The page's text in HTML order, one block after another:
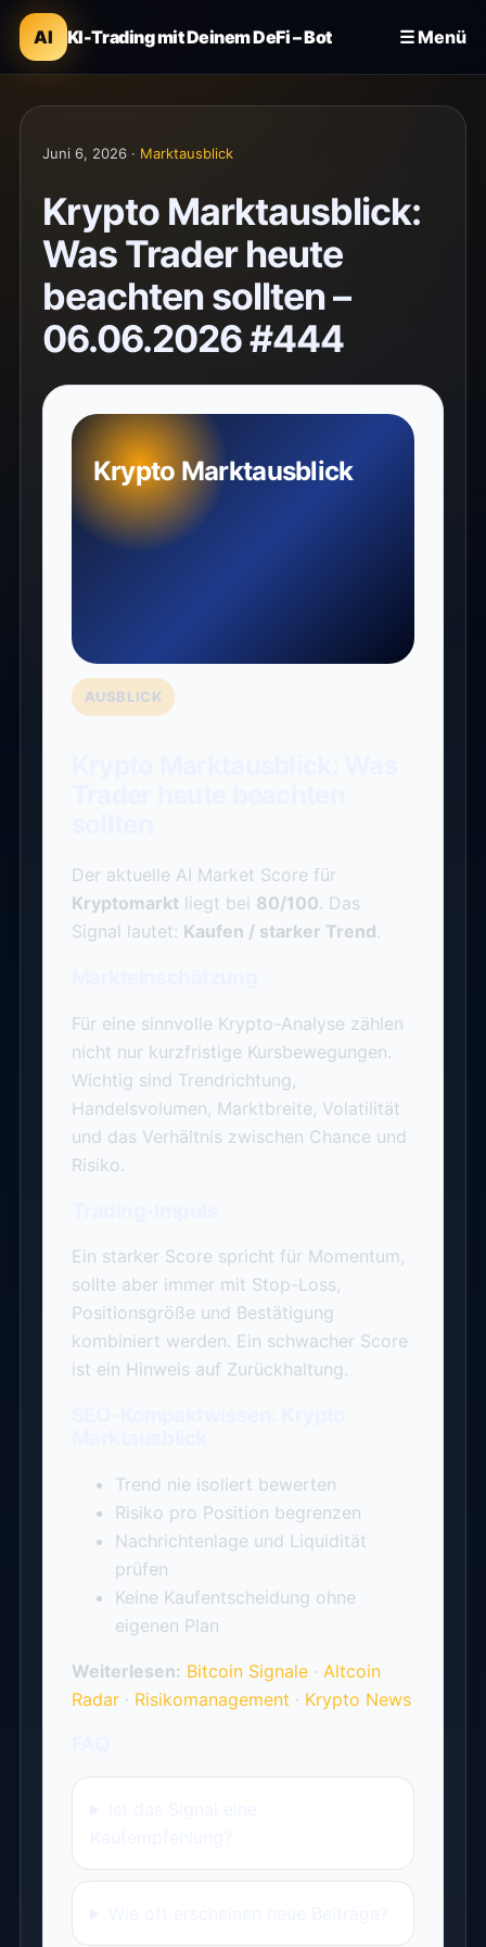
AI KI-Trading mit Deinem DeFi – Bot ☰ Menü
Juni 6, 2026 · Marktausblick
Krypto Marktausblick:
Was Trader heute
beachten sollten –
06.06.2026 #444
Krypto Marktausblick
AUSBLICK
Der aktuelle AI Market Score für
Kryptomarktliegt bei 80/100. Das
Signal lautet: Kaufen / starker Trend.
Für eine sinnvolle Krypto-Analyse zählen
nicht nur kurzfristige Kursbewegungen.
Wichtig sind Trendrichtung,
Handelsvolumen, Marktbreite, Volatilität
und das Verhältnis zwischen Chance und
Risiko.
Ein starker Score spricht für Momentum,
sollte aber immer mit Stop-Loss,
Positionsgröße und Bestätigung
kombiniert werden. Ein schwacher Score
ist ein Hinweis auf Zurückhaltung.
Trend nie isoliert bewerten
Risiko pro Position begrenzen
Nachrichtenlage und Liquidität
prüfen
Keine Kaufentscheidung ohne
eigenen Plan
Weiterlesen: Bitcoin Signale· Altcoin
Radar· Risikomanagement · Krypto News